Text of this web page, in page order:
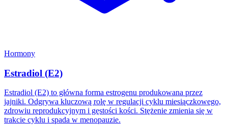
Hormony
Estradiol (E2)
Estradiol (E2) to główna forma estrogenu produkowana przez
jajniki. Odgrywa kluczową rolę w regulacji cyklu miesiączkowego,
zdrowiu reprodukcyjnym i gęstości kości. Stężenie zmienia się w
trakcie cyklu i spada w menopauzie.